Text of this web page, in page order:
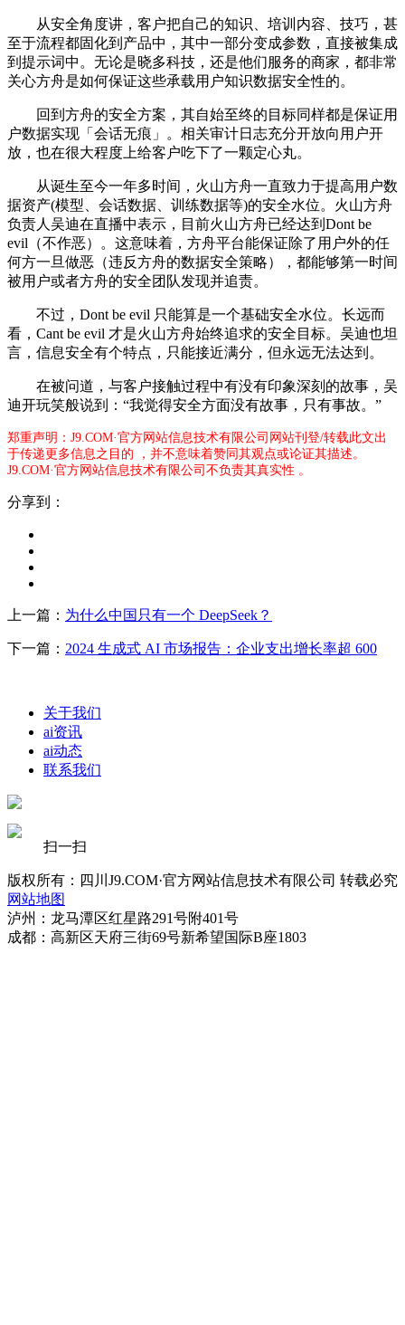
从安全角度讲，客户把自己的知识、培训内容、技巧，甚
至于流程都固化到产品中，其中一部分变成参数，直接被集成
到提示词中。无论是晓多科技，还是他们服务的商家，都非常
关心方舟是如何保证这些承载用户知识数据安全性的。
回到方舟的安全方案，其自始至终的目标同样都是保证用
户数据实现「会话无痕」。相关审计日志充分开放向用户开
放，也在很大程度上给客户吃下了一颗定心丸。
从诞生至今一年多时间，火山方舟一直致力于提高用户数
据资产(模型、会话数据、训练数据等)的安全水位。火山方舟
负责人吴迪在直播中表示，目前火山方舟已经达到Dont be
evil（不作恶）。这意味着，方舟平台能保证除了用户外的任
何方一旦做恶（违反方舟的数据安全策略），都能够第一时间
被用户或者方舟的安全团队发现并追责。
不过，Dont be evil 只能算是一个基础安全水位。长远而
看，Cant be evil 才是火山方舟始终追求的安全目标。吴迪也坦
言，信息安全有个特点，只能接近满分，但永远无法达到。
在被问道，与客户接触过程中有没有印象深刻的故事，吴
迪开玩笑般说到：“我觉得安全方面没有故事，只有事故。”
郑重声明：J9.COM·官方网站信息技术有限公司网站刊登/转载此文出
于传递更多信息之目的 ，并不意味着赞同其观点或论证其描述。
J9.COM·官方网站信息技术有限公司不负责其真实性 。
分享到：
上一篇： 为什么中国只有一个 DeepSeek？
下一篇： 2024 生成式 AI 市场报告：企业支出增长率超 600
关于我们
ai资讯
ai动态
联系我们
扫一扫
版权所有：四川J9.COM·官方网站信息技术有限公司 转载必究
网站地图
泸州：龙马潭区红星路291号附401号
成都：高新区天府三街69号新希望国际B座1803